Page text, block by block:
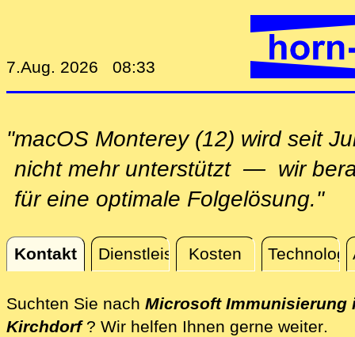
7.Aug. 2026 08:33
"macOS Monterey (12) wird seit
nicht mehr unterstützt — wir
für eine optimale Folgelösung."
Kontakt Dienstleistungen
Kosten
Kontakt
Suchten Sie nach Microsoft Immunisierung
Kirchdorf? Wir helfen Ihnen gerne weiter.